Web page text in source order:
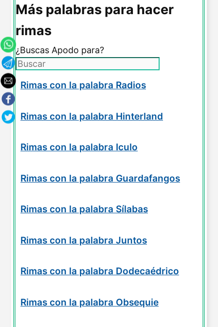
Más palabras para hacer
rimas
¿Buscas Apodo para?
Rimas con la palabra Radios
Rimas con la palabra Hinterland
Rimas con la palabra Iculo
Rimas con la palabra Guardafangos
Rimas con la palabra Sílabas
Rimas con la palabra Juntos
Rimas con la palabra Dodecaédrico
Rimas con la palabra Obsequie